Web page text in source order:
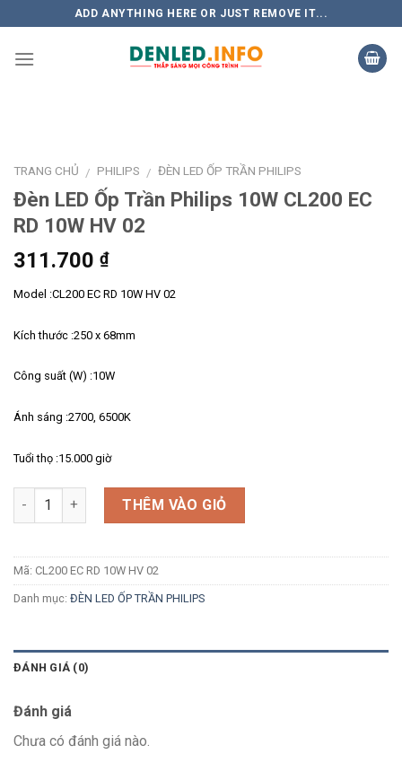
to
content
ADD ANYTHING HERE OR JUST REMOVE IT...
TRANG CHỦ / PHILIPS / ĐÈN LED ỐP TRẦN PHILIPS
Đèn LED Ốp Trần Philips 10W CL200 EC
RD 10W HV 02
311.700 ₫
Model :CL200 EC RD 10W HV 02
Kích thước :250 x 68mm
Công suất (W) :10W
Ánh sáng :2700, 6500K
Tuổi thọ :15.000 giờ
Số lượng THÊM VÀO GIỎ
Mã: CL200 EC RD 10W HV 02
Danh mục: ĐÈN LED ỐP TRẦN PHILIPS
ĐÁNH GIÁ (0)
Đánh giá
Chưa có đánh giá nào.